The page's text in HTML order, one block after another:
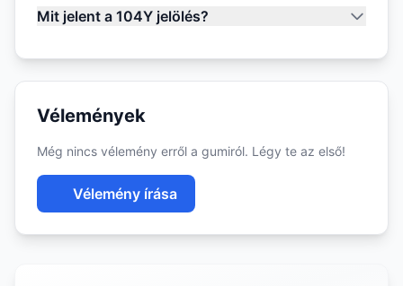
Mit jelent a 104Y jelölés?
Vélemények
Még nincs vélemény erről a gumiról. Légy te az első!
Vélemény írása